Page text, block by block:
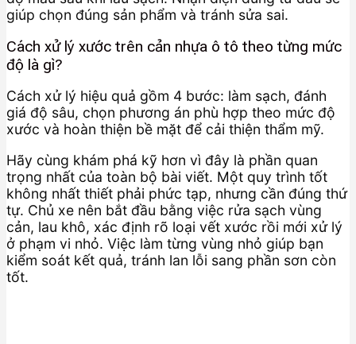
giúp chọn đúng sản phẩm và tránh sửa sai.
Cách xử lý xước trên cản nhựa ô tô theo từng mức
độ là gì?
Cách xử lý hiệu quả gồm 4 bước: làm sạch, đánh
giá độ sâu, chọn phương án phù hợp theo mức độ
xước và hoàn thiện bề mặt để cải thiện thẩm mỹ.
Hãy cùng khám phá kỹ hơn vì đây là phần quan
trọng nhất của toàn bộ bài viết. Một quy trình tốt
không nhất thiết phải phức tạp, nhưng cần đúng thứ
tự. Chủ xe nên bắt đầu bằng việc rửa sạch vùng
cản, lau khô, xác định rõ loại vết xước rồi mới xử lý
ở phạm vi nhỏ. Việc làm từng vùng nhỏ giúp bạn
kiểm soát kết quả, tránh lan lỗi sang phần sơn còn
tốt.